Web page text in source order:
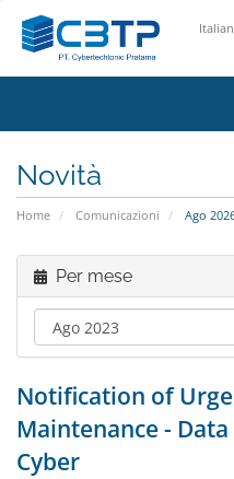
Novità
Home Comunicazioni Ago
Per mese
Notification of
Maintenance - Data
Cyber